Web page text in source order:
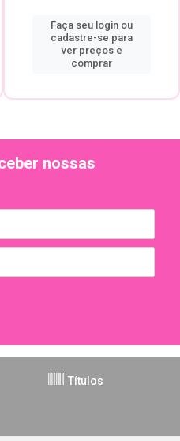
Faça seu login ou
cadastre-se para
ver preços e
comprar
nossas
Títulos